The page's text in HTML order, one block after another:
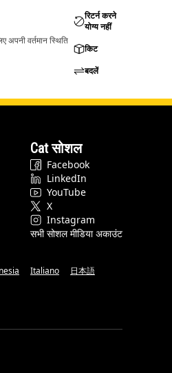
वर्तमान स्थिति
रिटर्न करने
योग्य नहीं
किट
बदलें
Cat सोशल
Facebook
LinkedIn
YouTube
X
Instagram
सभी सोशल मीडिया अकाउंट
Italiano 日本語